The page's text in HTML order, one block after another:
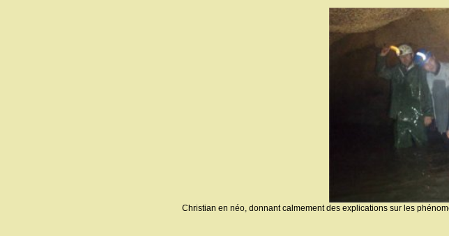
Christian en néo, donnant calmement des explications sur les